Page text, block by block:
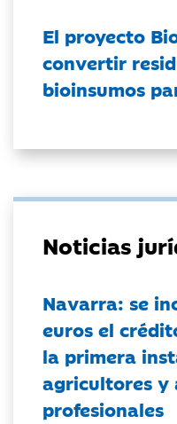
El proyecto
convertir
bioinsumos
Noticias
Navarra: se
euros el
la primera
agricultores y
profesionales